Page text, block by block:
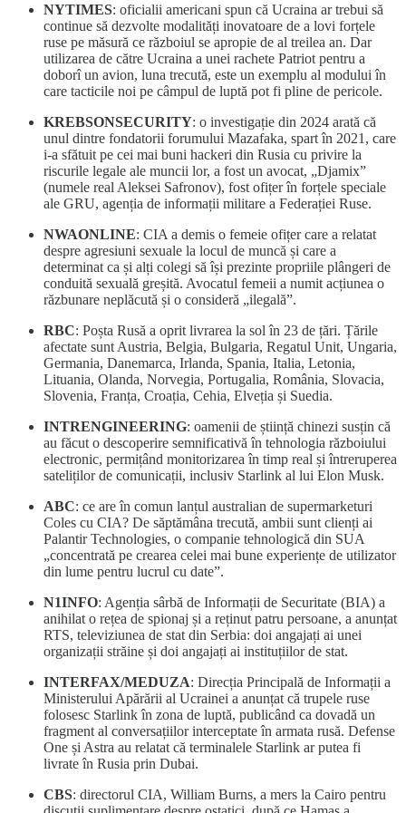
NYTIMES: oficialii americani spun că Ucraina ar trebui să
continue să dezvolte modalități inovatoare de a lovi forțele
ruse pe măsură ce războiul se apropie de al treilea an. Dar
utilizarea de către Ucraina a unei rachete Patriot pentru a
doborî un avion, luna trecută, este un exemplu al modului în
care tacticile noi pe câmpul de luptă pot fi pline de pericole.
KREBSONSECURITY: o investigație din 2024 arată că
unul dintre fondatorii forumului Mazafaka, spart în 2021, care
i-a sfătuit pe cei mai buni hackeri din Rusia cu privire la
riscurile legale ale muncii lor, a fost un avocat, „Djamix”
(numele real Aleksei Safronov), fost ofițer în forțele speciale
ale GRU, agenția de informații militare a Federației Ruse.
NWAONLINE: CIA a demis o femeie ofițer care a relatat
despre agresiuni sexuale la locul de muncă și care a
determinat ca și alți colegi să își prezinte propriile plângeri de
conduită sexuală greșită. Avocatul femeii a numit acțiunea o
răzbunare neplăcută și o consideră „ilegală”.
RBC: Poșta Rusă a oprit livrarea la sol în 23 de țări. Țările
afectate sunt Austria, Belgia, Bulgaria, Regatul Unit, Ungaria,
Germania, Danemarca, Irlanda, Spania, Italia, Letonia,
Lituania, Olanda, Norvegia, Portugalia, România, Slovacia,
Slovenia, Franța, Croația, Cehia, Elveția și Suedia.
INTRENGINEERING: oamenii de știință chinezi susțin că
au făcut o descoperire semnificativă în tehnologia războiului
electronic, permițând monitorizarea în timp real și întreruperea
sateliților de comunicații, inclusiv Starlink al lui Elon Musk.
ABC: ce are în comun lanțul australian de supermarketuri
Coles cu CIA? De săptămâna trecută, ambii sunt clienți ai
Palantir Technologies, o companie tehnologică din SUA
„concentrată pe crearea celei mai bune experiențe de utilizator
din lume pentru lucrul cu date”.
N1INFO: Agenția sârbă de Informații de Securitate (BIA) a
anihilat o rețea de spionaj și a reținut patru persoane, a anunțat
RTS, televiziunea de stat din Serbia: doi angajați ai unei
organizații străine și doi angajați ai instituțiilor de stat.
INTERFAX/MEDUZA: Direcția Principală de Informații a
Ministerului Apărării al Ucrainei a anunțat că trupele ruse
folosesc Starlink în zona de luptă, publicând ca dovadă un
fragment al conversațiilor interceptate în armata rusă. Defense
One și Astra au relatat că terminalele Starlink ar putea fi
livrate în Rusia prin Dubai.
CBS: directorul CIA, William Burns, a mers la Cairo pentru